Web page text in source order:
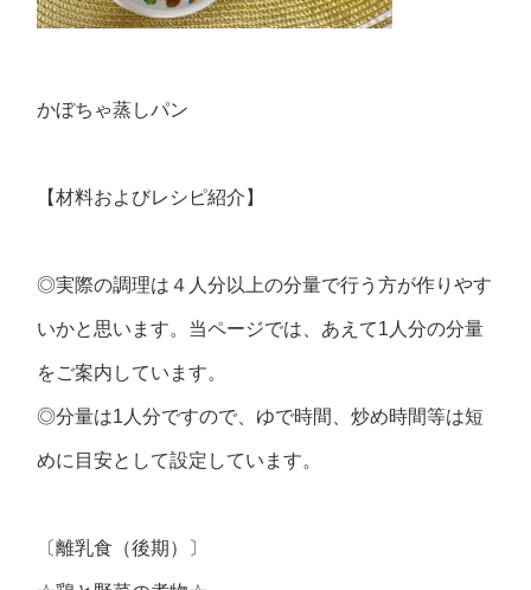
かぼちゃ蒸しパン
【材料およびレシピ紹介】
◎実際の調理は４人分以上の分量で行う方が作りやす
いかと思います。当ページでは、あえて1人分の分量
をご案内しています。
◎分量は1人分ですので、ゆで時間、炒め時間等は短
めに目安として設定しています。
〔離乳食（後期）〕